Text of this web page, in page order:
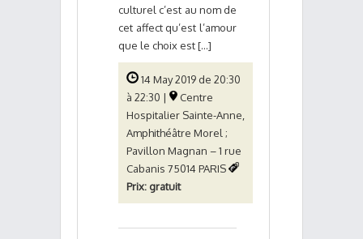
culturel c’est au nom de
cet affect qu’est l’amour
que le choix est [...]
14 May 2019 de 20:30
à 22:30 |
Centre
Hospitalier Sainte-Anne,
Amphithéâtre Morel ;
Pavillon Magnan – 1 rue
Cabanis 75014 PARIS
Prix: gratuit